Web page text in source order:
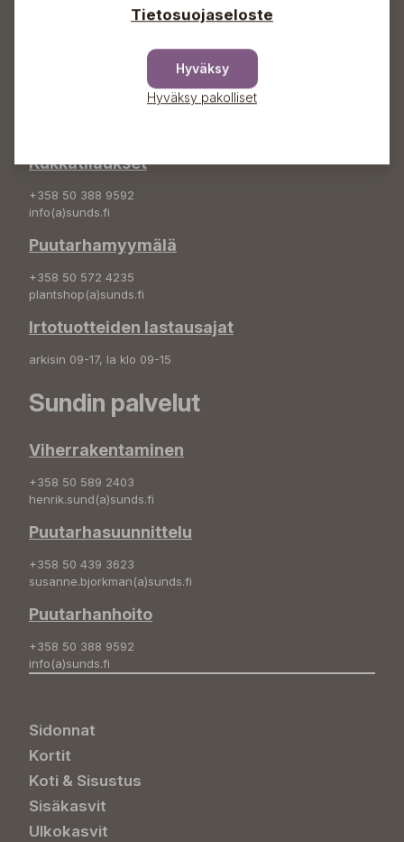
+358 50 388 9592
Kukkatilaukset
+358 50 388 9592
info(a)sunds.fi
Puutarhamyymälä
+358 50 572 4235
plantshop(a)sunds.fi
Irtotuotteiden lastausajat
arkisin 09-17, la klo 09-15
Sundin palvelut
Viherrakentaminen
+358 50 589 2403
henrik.sund(a)sunds.fi
Puutarhasuunnittelu
+358 50 439 3623
susanne.bjorkman(a)sunds.fi
Puutarhanhoito
+358 50 388 9592
info(a)sunds.fi
Sidonnat
Kortit
Koti & Sisustus
Sisäkasvit
Ulkokasvit
Tietosuojaseloste
Hyväksy
Hyväksy pakolliset